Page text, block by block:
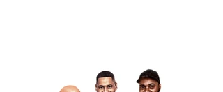
de Maricá. O encontro acontece no